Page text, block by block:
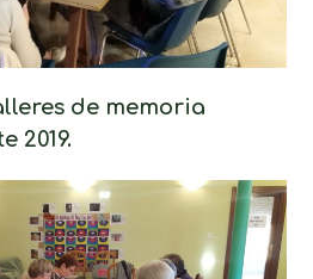
de memoria
2019.